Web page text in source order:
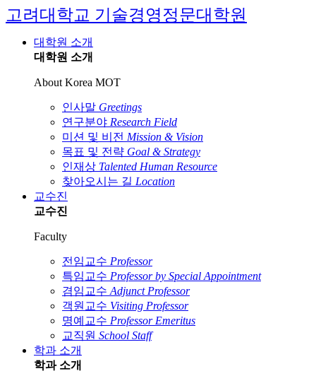
고려대학교 기술경영정문대학원
대학원 소개
대학원 소개
About Korea MOT
인사말 Greetings
연구분야 Research Field
미션 및 비전 Mission & Vision
목표 및 전략 Goal & Strategy
인재상 Talented Human Resource
찾아오시는 길 Location
교수진
교수진
Faculty
전임교수 Professor
특임교수 Professor by Special Appointment
겸임교수 Adjunct Professor
객원교수 Visiting Professor
명예교수 Professor Emeritus
교직원 School Staff
학과 소개
학과 소개